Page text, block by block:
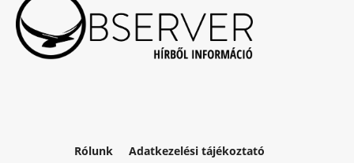
Rólunk
Adatkezelési tájékoztató